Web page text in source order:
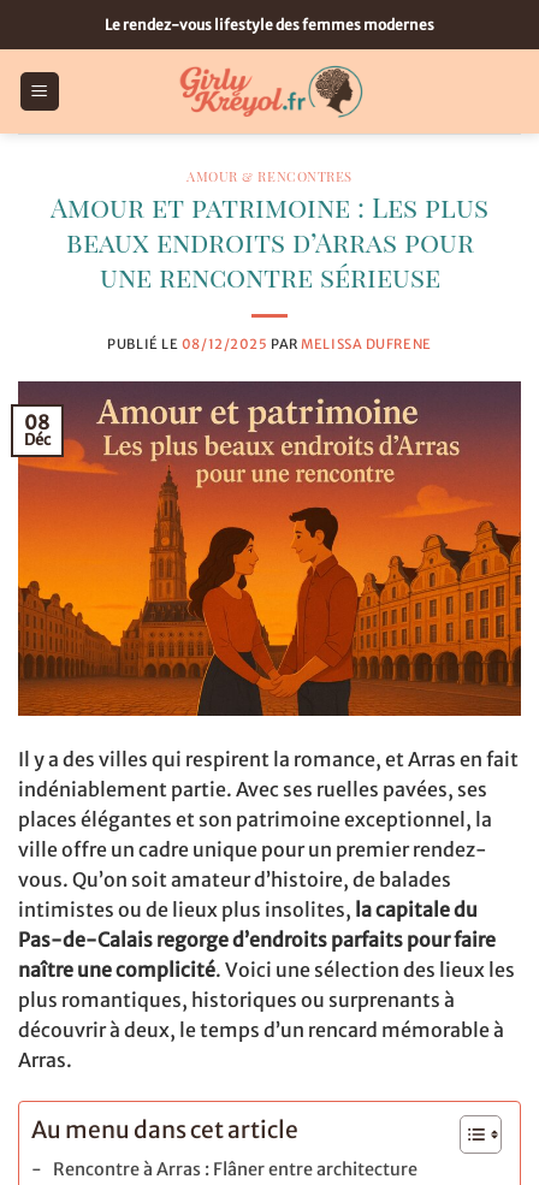
au
contenu
Le rendez-vous lifestyle des femmes modernes
AMOUR & RENCONTRES
Amour et patrimoine : Les plus
beaux endroits d’Arras pour
une rencontre sérieuse
PUBLIÉ LE 08/12/2025 PARMELISSA DUFRENE
08
Déc
Il y a des villes qui respirent la romance, et Arras en fait
indéniablement partie. Avec ses ruelles pavées, ses
places élégantes et son patrimoine exceptionnel, la
ville offre un cadre unique pour un premier rendez-
vous. Qu’on soit amateur d’histoire, de balades
intimistes ou de lieux plus insolites, la capitale du
Pas-de-Calais regorge d’endroits parfaits pour faire
naître une complicité. Voici une sélection des lieux les
plus romantiques, historiques ou surprenants à
découvrir à deux, le temps d’un rencard mémorable à
Arras.
Au menu dans cet article
Rencontre à Arras : Flâner entre architecture